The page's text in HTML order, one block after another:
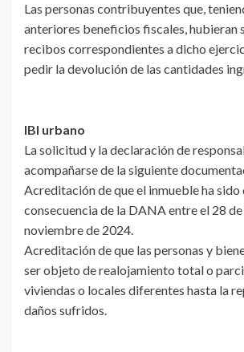
Las personas contribuyentes que,
anteriores beneficios fiscales, hubieran
recibos correspondientes a dicho
pedir la devolución de las cantidades
IBI urbano
La solicitud y la declaración de
acompañarse de la siguiente
Acreditación de que el inmueble ha sido
consecuencia de la DANA entre el 28
noviembre de 2024.
Acreditación de que las personas y
ser objeto de realojamiento total o
viviendas o locales diferentes hasta la
daños sufridos.